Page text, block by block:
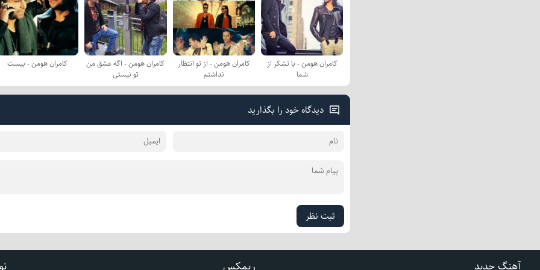
کامران هومن - با تشکر از
شما
کامران هومن - از تو انتظار
نداشتم
کامران هومن - اگه عشق من
تو نیستی
کامران هومن - بیست
دیدگاه خود را بگذارید
ثبت نظر
آهنگ جدید ریمکس